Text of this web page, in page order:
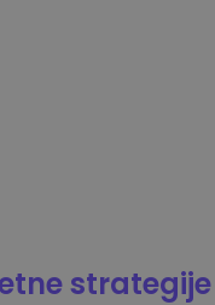
strategije